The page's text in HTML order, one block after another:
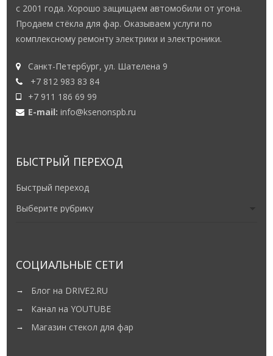
с 2001 года. Хорошо защищаем автомобили от угона.
Продаем стёкла для фар. Оказываем услуги по
комплексному ремонту электрики и электроники.
Санкт-Петербург, ул. Шателена 9
+7 812 983 83 84
+7 911 186 69 99
E-mail:info@ksenonspb.ru
БЫСТРЫЙ ПЕРЕХОД
Быстрый переход
СОЦИАЛЬНЫЕ СЕТИ
Блог на DRIVE2.RU
Канал на YOUTUBE
Магазин стекол для фар